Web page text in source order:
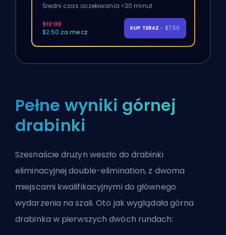
Średni czas oczekiwania <30 minut
$12.00
$2.50 za mecz
KUP TERAZ - $7.50
Pełne wyniki górnej
drabinki
Szesnaście drużyn weszło do drabinki
eliminacyjnej double-elimination, z dwoma
miejscami kwalifikacyjnymi do głównego
wydarzenia na szali. Oto jak wyglądała górna
drabinka w pierwszych dwóch rundach: